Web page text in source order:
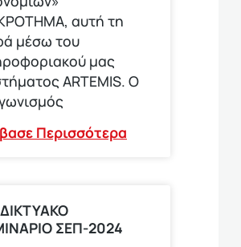
αυτή τη
μέσω του
μας
ARTEMIS. Ο
Περισσότερα
ΣΕΠ-2024